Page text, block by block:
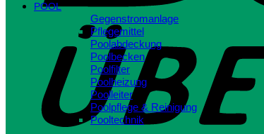
POOL
Gegenstromanlage
Pflegemittel
Poolabdeckung
Poolbecken
Poolfilter
Poolheizung
Poolleiter
Poolpflege & Reinigung
Pooltechnik